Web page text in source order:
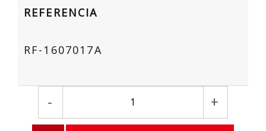
REFERENCIA
RF-1607017A
- +